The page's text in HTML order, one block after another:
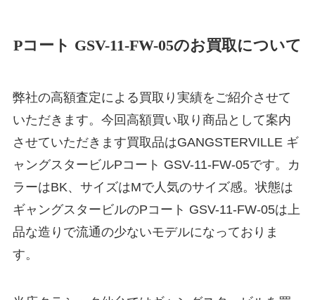
Pコート GSV-11-FW-05のお買取について
弊社の高額査定による買取り実績をご紹介させて
いただきます。今回高額買い取り商品として案内
させていただきます買取品はGANGSTERVILLE ギ
ャングスタービルPコート GSV-11-FW-05です。カ
ラーはBK、サイズはMで人気のサイズ感。状態は
ギャングスタービルのPコート GSV-11-FW-05は上
品な造りで流通の少ないモデルになっておりま
す。